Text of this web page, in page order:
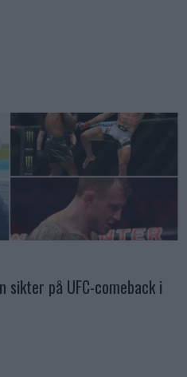
sikter på UFC-comeback i